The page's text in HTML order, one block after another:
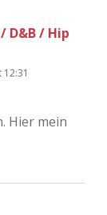
D&B / Hip
Hier mein